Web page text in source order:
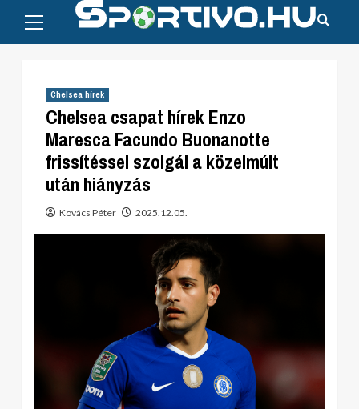
content
Menu
Chelsea hírek
Chelsea csapat hírek Enzo
Maresca Facundo Buonanotte
frissítéssel szolgál a közelmúlt
után hiányzás
Kovács Péter 2025.12.05.